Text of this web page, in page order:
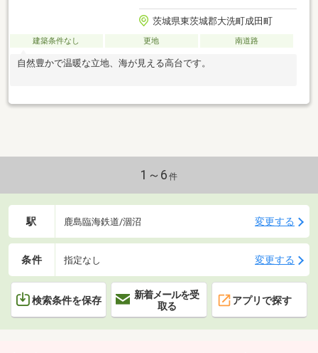
茨城県東茨城郡大洗町成田町
建築条件なし 更地 南道路
自然豊かで温暖な立地、海が見える高台です。
1～6 件
駅 鹿島臨海鉄道/涸沼 変更する
条件 指定なし 変更する
検索条件を保存
新着メールを受
取る
アプリで探す